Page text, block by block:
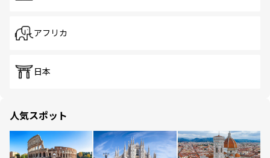
アフリカ
日本
人気スポット